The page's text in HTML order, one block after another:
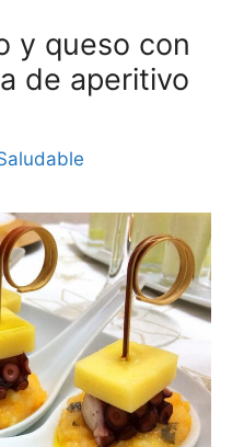
y queso con
de aperitivo